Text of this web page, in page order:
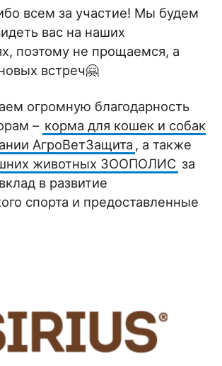
всем за участие! Мы будем
вас на наших
поэтому не прощаемся, а
встреч🤗
огромную благодарность
– корма для кошек и собак
АгроВетЗащита , а также
животных ЗООПОЛИС за
в развитие
спорта и предоставленные